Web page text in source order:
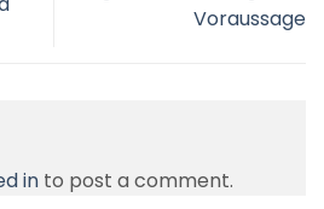
Voraussage
in to post a comment.